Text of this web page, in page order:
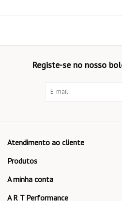
Registe-se no nosso
Atendimento ao cliente
Produtos
A minha conta
A R T Performance